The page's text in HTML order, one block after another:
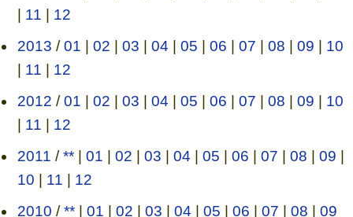
| 11 | 12
2013 /01 | 02 | 03 | 04 | 05 | 06 | 07 | 08 | 09 | 10
| 11 | 12
2012 /01 | 02 | 03 | 04 | 05 | 06 | 07 | 08 | 09 | 10
| 11 | 12
2011 /**| 01 | 02 | 03 | 04 | 05 | 06 | 07 | 08 | 09 |
10 | 11 | 12
2010 /**| 01 | 02 | 03 | 04 | 05 | 06 | 07 | 08 | 09